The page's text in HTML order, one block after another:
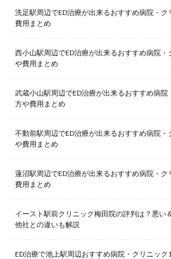
洗足駅周辺でED治療が出来るおすすめ病院・
費用まとめ
西小山駅周辺でED治療が出来るおすすめ病院
や費用まとめ
武蔵小山駅周辺でED治療が出来るおすすめ病
方や費用まとめ
不動前駅周辺でED治療が出来るおすすめ病院
や費用まとめ
蓮沼駅周辺でED治療が出来るおすすめ病院・
費用まとめ
イースト駅前クリニック梅田院の評判は？悪い
他社との違いも解説
ED治療で池上駅周辺おすすめ病院・クリニック